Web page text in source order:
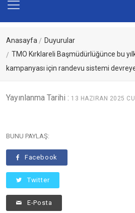
Anasayfa
Duyurular
TMO Kırklareli Başmüdürlüğünce bu
kampanyası için randevu sistemi devreye
Yayınlanma Tarihi : 13 HAZIRAN 2025
BUNU PAYLAŞ:
Facebook
Twitter
E-Posta